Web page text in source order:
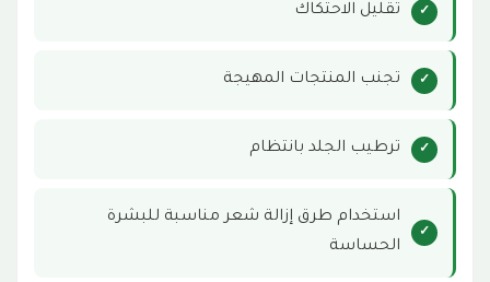
تقليل الاحتكاك
تجنب المنتجات المهيجة
ترطيب الجلد بانتظام
استخدام طرق إزالة شعر مناسبة للبشرة
الحساسة